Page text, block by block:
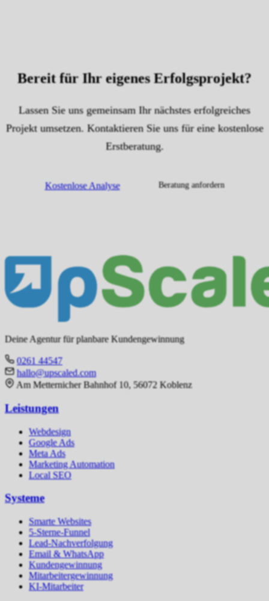
Bereit für Ihr eigenesErfolgsprojekt?
Lassen Sie uns gemeinsam Ihr nächstes erfolgreiches
Projekt umsetzen. Kontaktieren Sie uns für eine kostenlose
Erstberatung.
Kostenlose Analyse Beratung anfordern
Deine Agentur für planbare Kundengewinnung
0261 44547
hallo@upscaled.com
Am Metternicher Bahnhof 10, 56072 Koblenz
Leistungen
Webdesign
Google Ads
Meta Ads
Marketing Automation
Local SEO
Systeme
Smarte Websites
5-Sterne-Funnel
Lead-Nachverfolgung
Email & WhatsApp
Kundengewinnung
Mitarbeitergewinnung
KI-Mitarbeiter